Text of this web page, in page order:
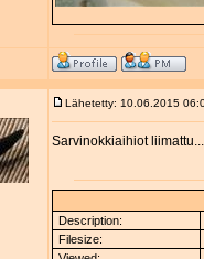
Lähetetty: 10.06.2015
Sarvinokkiaihiot liimattu...
Description:
Filesize: